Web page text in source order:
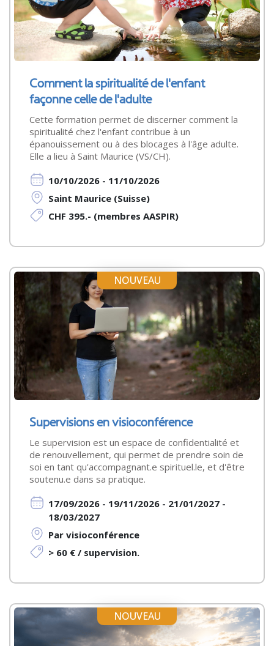
Comment la spiritualité de l'enfant
façonne celle de l'adulte
Cette formation permet de discerner comment la
spiritualité chez l'enfant contribue à un
épanouissement ou à des blocages à l'âge adulte.
Elle a lieu à Saint Maurice (VS/CH).
10/10/2026 - 11/10/2026
Saint Maurice (Suisse)
CHF 395.- (membres AASPIR)
NOUVEAU
Supervisions en visioconférence
Le supervision est un espace de confidentialité et
de renouvellement, qui permet de prendre soin de
soi en tant qu'accompagnant.e spirituel.le, et d'être
soutenu.e dans sa pratique.
17/09/2026 - 19/11/2026 - 21/01/2027 -
18/03/2027
Par visioconférence
> 60 € / supervision.
NOUVEAU